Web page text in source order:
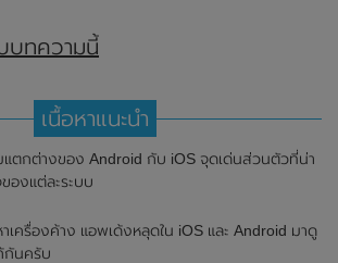
บทความนี้
เนื้อหาแนะนำ
แตกต่างของ Android กับ iOS จุดเด่นส่วนตัวที่น่า
องแต่ละระบบ
เครื่องค้าง แอพเด้งหลุดใน iOS และ Android มาดู
กันครับ